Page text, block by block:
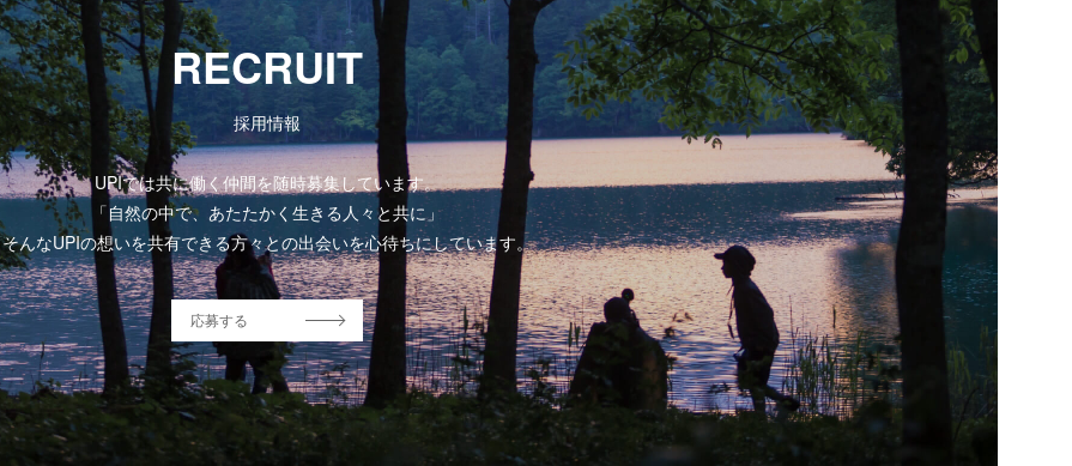
RECRUIT
採用情報
UPIでは共に働く仲間を随時募集しています。
「自然の中で、あたたかく生きる人々と共に」
そんなUPIの想いを共有できる方々との出会いを心待ちにしています。
応募する